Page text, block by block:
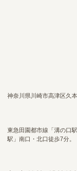
神奈川県川崎市高津区久
東急田園都市線「溝の口
駅」南口・北口徒歩7分。